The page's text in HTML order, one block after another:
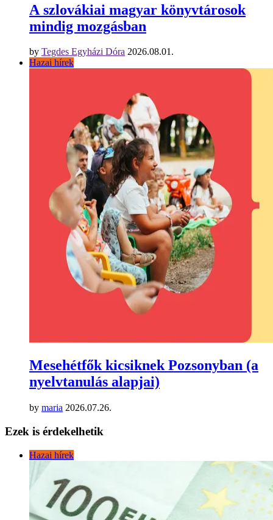
A szlovákiai magyar könyvtárosok
mindig mozgásban
by Tegdes Egyházi Dóra 2026.08.01.
Hazai hírek
Mesehétfők kicsiknek Pozsonyban (a
nyelvtanulás alapjai)
by maria 2026.07.26.
Ezek is érdekelhetik
Hazai hírek